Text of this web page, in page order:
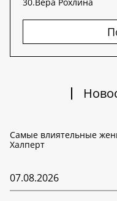
Самые влиятельные
Халперт
07.08.2026